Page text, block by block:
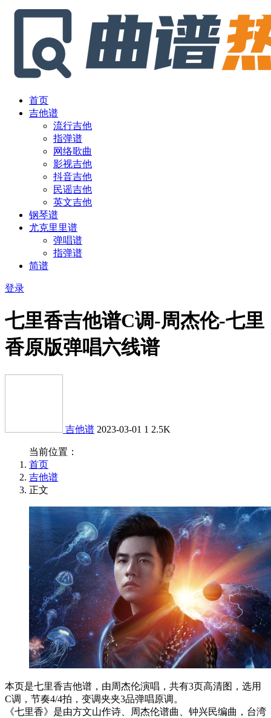
首页
吉他谱
流行吉他
指弹谱
网络歌曲
影视吉他
抖音吉他
民谣吉他
英文吉他
钢琴谱
尤克里里谱
弹唱谱
指弹谱
简谱
登录
七里香吉他谱C调-周杰伦-七里
香原版弹唱六线谱
吉他谱 2023-03-01 1 2.5K
当前位置：
首页
吉他谱
正文
本页是七里香吉他谱，由周杰伦演唱，共有3页高清图，选用
C调，节奏4/4拍，变调夹夹3品弹唱原调。
《七里香》是由方文山作诗、周杰伦谱曲、钟兴民编曲，台湾